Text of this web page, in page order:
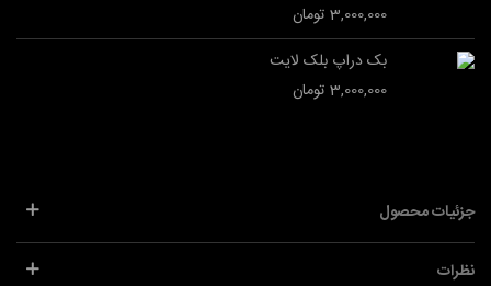
3,000,000 تومان
بک دراپ بلک لایت
3,000,000 تومان
جزئیات محصول
نظرات